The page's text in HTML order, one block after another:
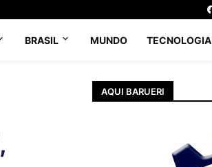
BRASIL MUNDO TECNOLOGIA
AQUI BARUERI